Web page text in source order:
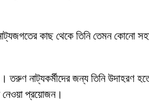
কাছ থেকে তিনি তেমন কোনো
তরুণ নাট্যকর্মীদের জন্য তিনি উদাহরণ
নেওয়া প্রয়োজন।